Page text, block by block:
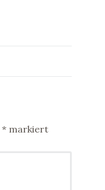
* markiert